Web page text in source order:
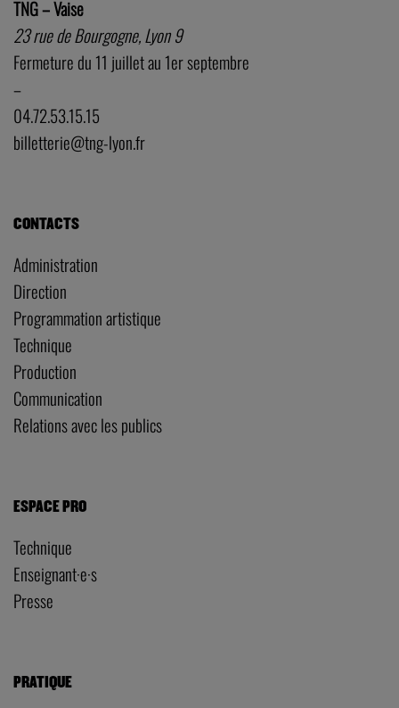
TNG – Vaise
23 rue de Bourgogne, Lyon 9
Fermeture du 11 juillet au 1er septembre
–
04.72.53.15.15
billetterie@tng-lyon.fr
CONTACTS
Administration
Direction
Programmation artistique
Technique
Production
Communication
Relations avec les publics
ESPACE PRO
Technique
Enseignant·e·s
Presse
PRATIQUE